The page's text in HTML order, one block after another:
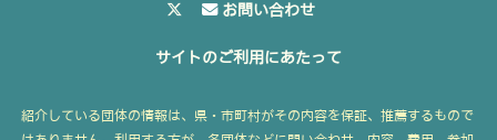
お問い合わせ
サイトのご利用にあたって
紹介している団体の情報は、県・市町村がその内容を保証、推薦するもので